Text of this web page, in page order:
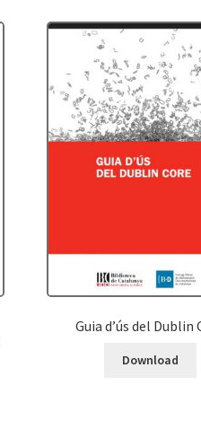
Guia d’ús del Dublin
Download